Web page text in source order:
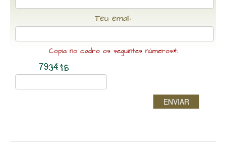
Teu email:
Copia no cadro os seguintes números*:
ENVIAR